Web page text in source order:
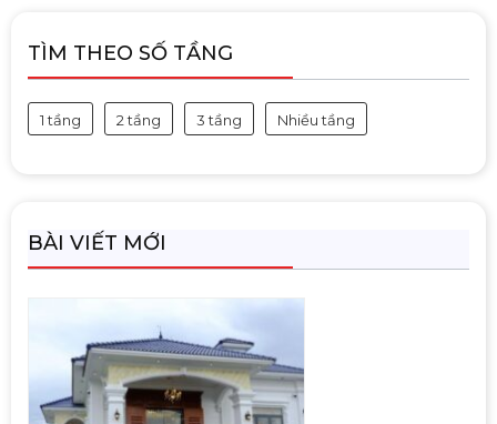
TÌM THEO SỐ TẦNG
1 tầng 2 tầng 3 tầng Nhiều tầng
BÀI VIẾT MỚI